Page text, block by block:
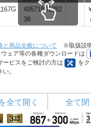
49571801282
38
と商品全般について ※取扱説
ェア等の各種ダウンロードは
ービスをご検討の方は
を
。
全て閉
全て開く